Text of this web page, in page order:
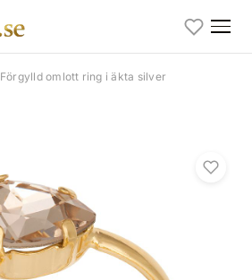
Förgylld omlott ring i äkta silver